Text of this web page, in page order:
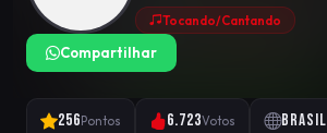
Tocando/Cantando
Compartilhar
256 Pontos 6.723Votos Brasil